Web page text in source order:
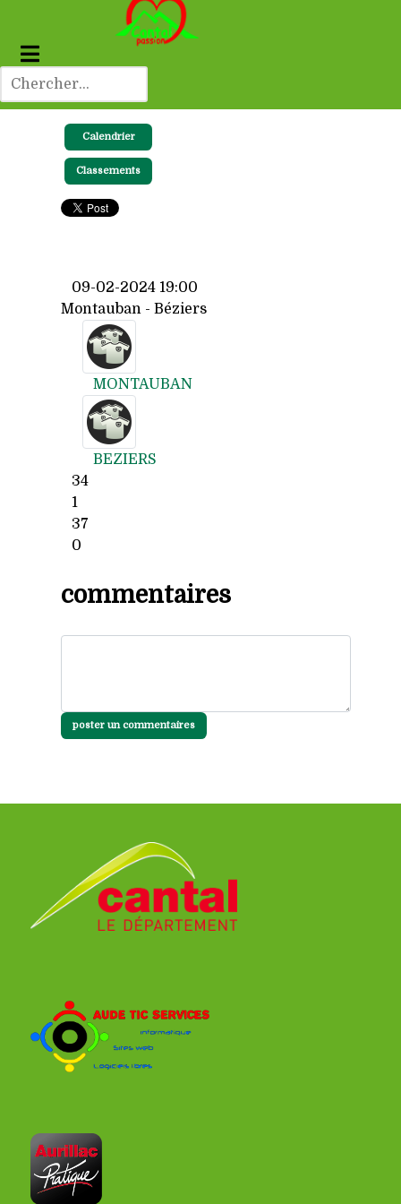
Calendrier
Classements
09-02-2024 19:00
Montauban - Béziers
MONTAUBAN
BEZIERS
34
1
37
0
commentaires
poster un commentaires